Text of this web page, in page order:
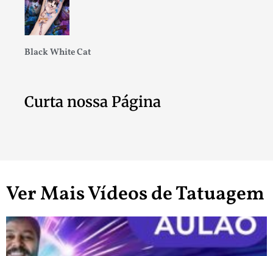
Black White Cat
Curta nossa Página
Ver Mais Vídeos de Tatuagem